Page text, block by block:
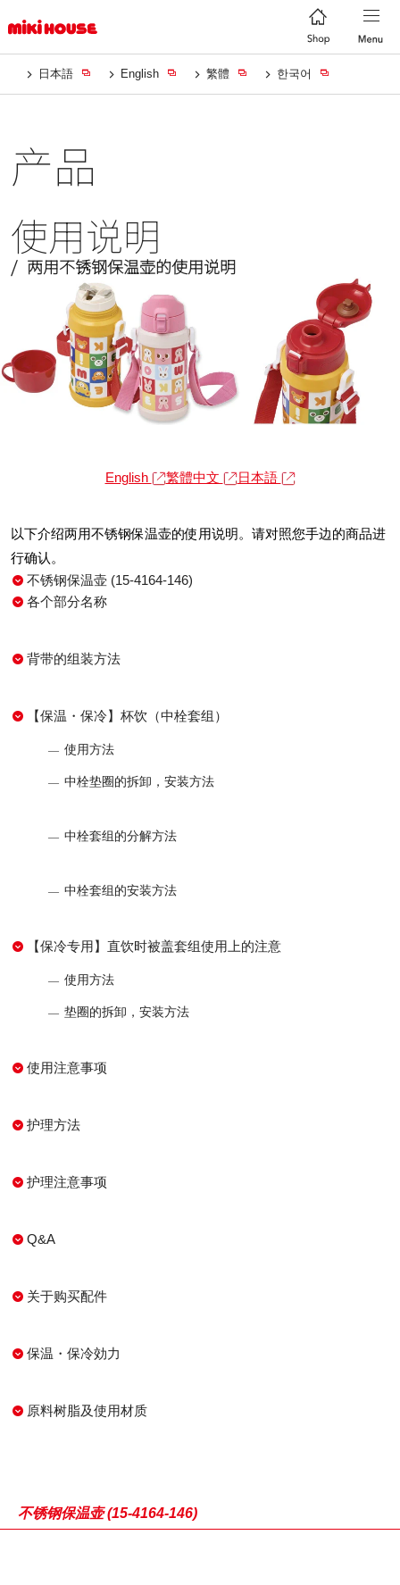
日本語 English 繁體 한국어
产品
使用说明
两用不锈钢保温壶的使用说明
English 繁體中文 日本語
以下介绍两用不锈钢保温壶的使用说明。请对照您手边的商品进
行确认。
不锈钢保温壶 (15-4164-146)
各个部分名称
背带的组装方法
【保温・保冷】杯饮（中栓套组）
使用方法
中栓垫圈的拆卸，安装方法
中栓套组的分解方法
中栓套组的安装方法
【保冷专用】直饮时被盖套组使用上的注意
使用方法
垫圈的拆卸，安装方法
使用注意事项
护理方法
护理注意事项
Q&A
关于购买配件
保温・保冷効力
原料树脂及使用材质
不锈钢保温壶 (15-4164-146)